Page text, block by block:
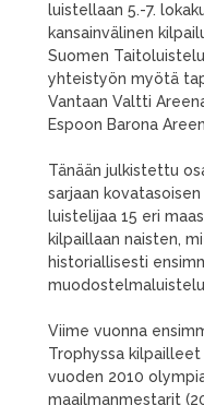
luistellaan 5.-7.
kansainvälinen
Suomen
yhteistyön myötä
Vantaan Valtti
Espoon Barona
Tänään julkistettu
sarjaan
luistelijaa 15 eri
kilpaillaan naisten,
historiallisesti
Viime vuonna
Trophyssa kilpailleet
vuoden 2010
maailmanmestarit